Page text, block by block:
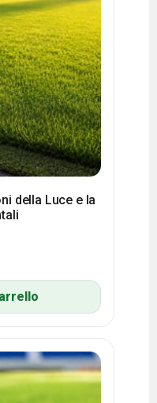
della Luce e la